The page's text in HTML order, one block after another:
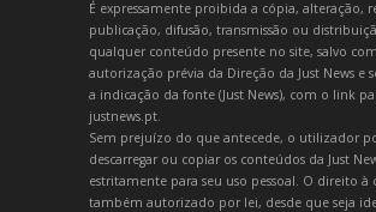
É expressamente proibida a cópia, alteração,
publicação, difusão, transmissão ou
qualquer conteúdo presente no site, salvo com
autorização prévia da Direção da Just News e
a indicação da fonte (Just News), com o link
justnews.pt.
Sem prejuízo do que antecede, o utilizador
descarregar ou copiar os conteúdos da Just
estritamente para seu uso pessoal. O direito à
também autorizado por lei, desde que seja